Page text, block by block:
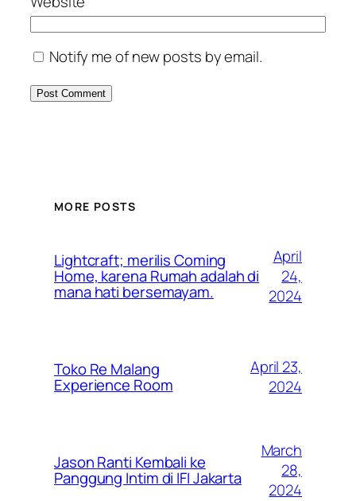
Notify me of new posts by email.
MORE POSTS
Lightcraft; merilis Coming
Home, karena Rumah adalah di
mana hati bersemayam.
April
24,
2024
Toko Re Malang
Experience Room
April 23,
2024
Jason Ranti Kembali ke
Panggung Intim di IFI Jakarta
March
28,
2024